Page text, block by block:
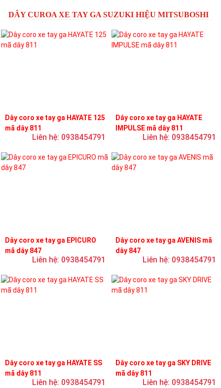
DÂY CUROA XE TAY GA SUZUKI HIỆU MITSUBOSHI
Dây coro xe tay ga HAYATE 125
mã dây 811
Liên hệ: 0938454791
Dây coro xe tay ga HAYATE
IMPULSE mã dây 811
Liên hệ: 0938454791
Dây coro xe tay ga EPICURO
mã dây 847
Liên hệ: 0938454791
Dây coro xe tay ga AVENIS mã
dây 847
Liên hệ: 0938454791
Dây coro xe tay ga HAYATE SS
mã dây 811
Liên hệ: 0938454791
Dây coro xe tay ga SKY DRIVE
mã dây 811
Liên hệ: 0938454791